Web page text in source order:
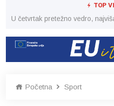
TOP
U četvrtak pretežno vedro,
Početna Sport